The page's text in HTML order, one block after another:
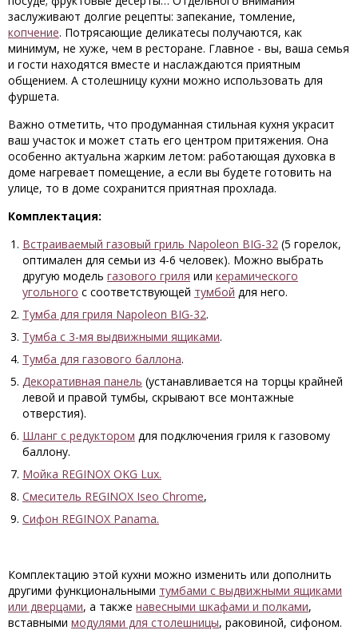
заслуживают долгие рецепты: запекание, томление,
копчение. Потрясающие деликатесы получаются, как
минимум, не хуже, чем в ресторане. Главное - вы, ваша семья
и гости находятся вместе и наслаждаются приятным
общением. А столешницу кухни можно использовать для
фуршета.
Важно отметить, что продуманная стильная кухня украсит
ваш участок и может стать его центром притяжения. Она
особенно актуальна жарким летом: работающая духовка в
доме нагревает помещение, а если вы будете готовить на
улице, то в доме сохранится приятная прохлада.
Комплектация:
Встраиваемый газовый гриль Napoleon BIG-32 (5 горелок,
оптимален для семьи из 4-6 человек). Можно выбрать
другую модель газового гриля или керамического
угольного с соответствующей тумбой для него.
Тумба для гриля Napoleon BIG-32.
Тумба с 3-мя выдвижными ящиками.
Тумба для газового баллона.
Декоративная панель (устанавливается на торцы крайней
левой и правой тумбы, скрывают все монтажные
отверстия).
Шланг с редуктором для подключения гриля к газовому
баллону.
Мойка REGINOX OKG Lux.
Смеситель REGINOX Iseo Chrome,
Сифон REGINOX Panama.
Комплектацию этой кухни можно изменить или дополнить
другими функциональными тумбами с выдвижными ящиками
или дверцами, а также навесными шкафами и полками,
вставными модулями для столешницы, раковиной, сифоном.